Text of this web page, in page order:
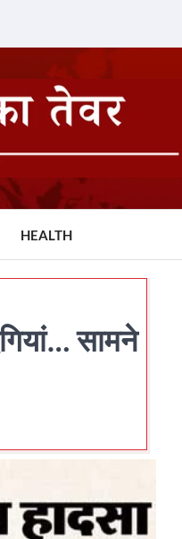
HEALTH
सामने